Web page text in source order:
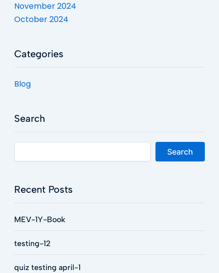
November 2024
October 2024
Categories
Blog
Search
Search
Recent Posts
MEV-1Y-Book
testing-12
quiz testing april-1